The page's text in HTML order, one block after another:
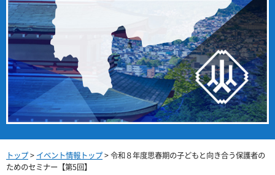
トップ> イベント情報トップ> 令和８年度思春期の子どもと向き合う保護者の
ためのセミナー【第5回】